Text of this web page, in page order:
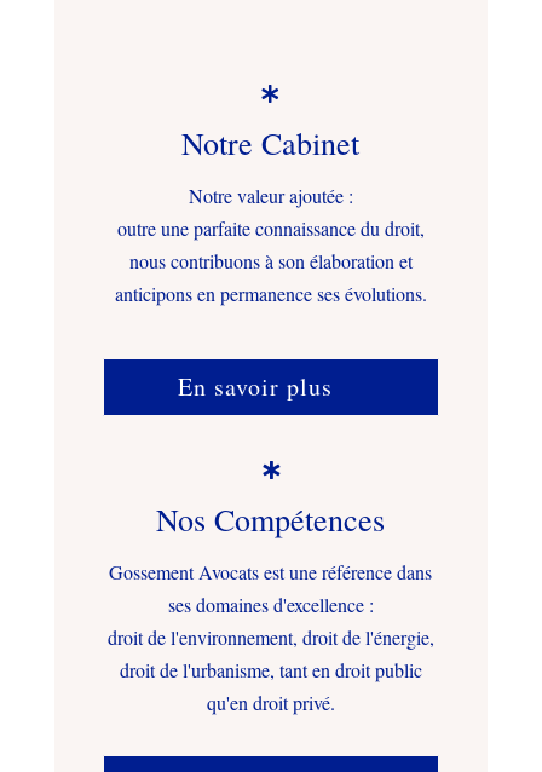

Notre Cabinet
Notre valeur ajoutée :
outre une parfaite connaissance du droit,
nous contribuons à son élaboration et
anticipons en permanence ses évolutions.
En savoir plus

Nos Compétences
Gossement Avocats est une référence dans
ses domaines d'excellence :
droit de l'environnement, droit de l'énergie,
droit de l'urbanisme, tant en droit public
qu'en droit privé.